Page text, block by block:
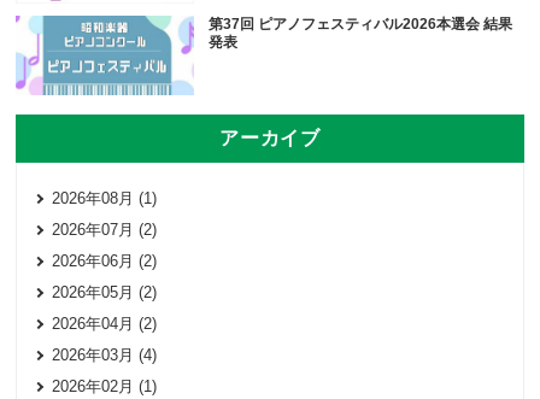
第37回 ピアノフェスティバル2026本選会 結果
発表
アーカイブ
2026年08月 (1)
2026年07月 (2)
2026年06月 (2)
2026年05月 (2)
2026年04月 (2)
2026年03月 (4)
2026年02月 (1)